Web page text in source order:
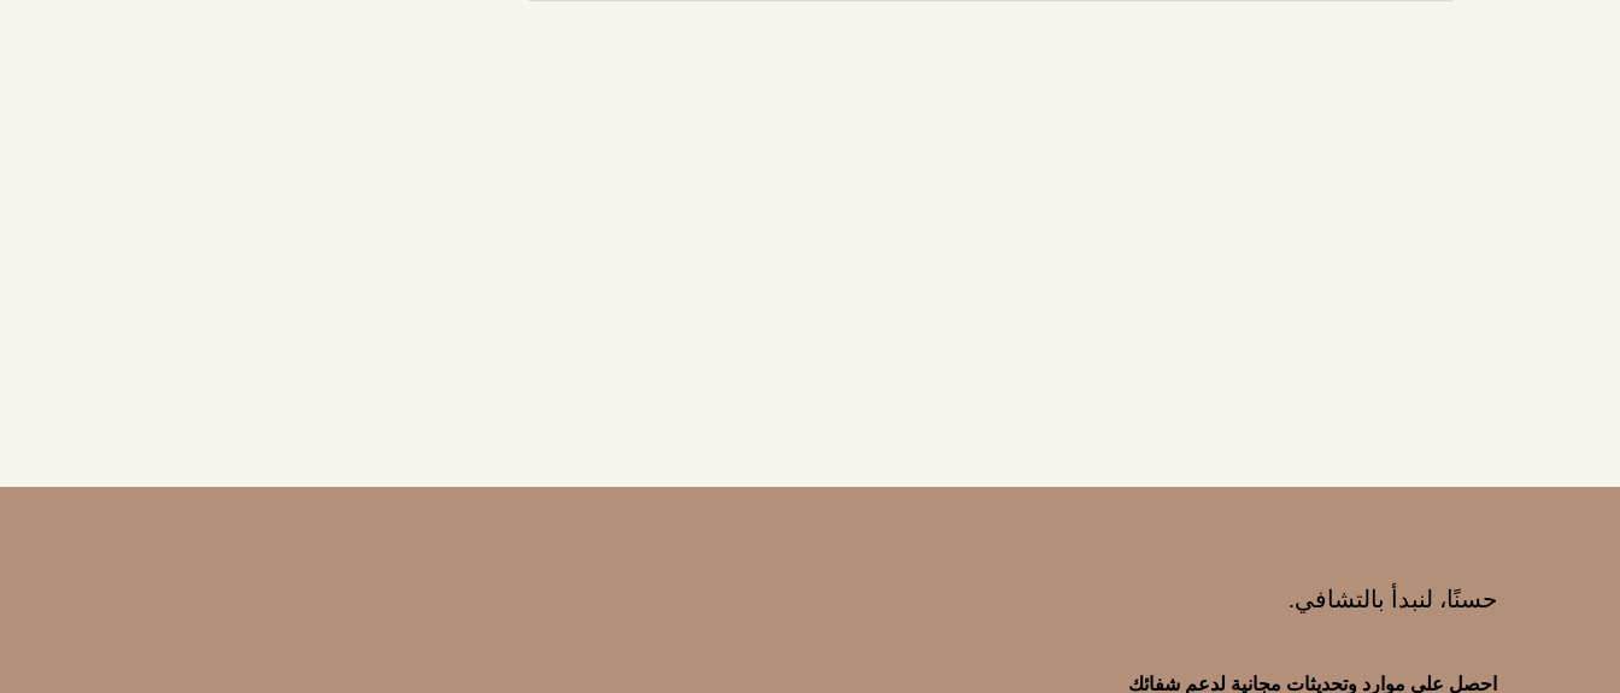
حسنًا، لنبدأ بالتشافي.
احصل على موارد وتحديثات مجانية لدعم شفائك